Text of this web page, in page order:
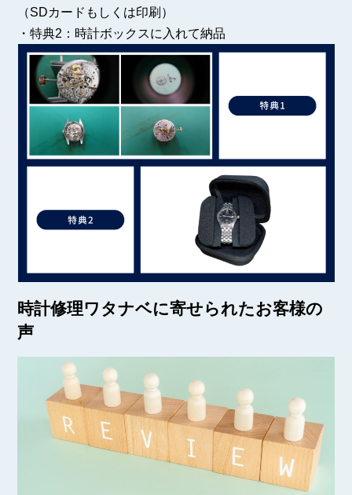
（SDカードもしくは印刷）
・特典2：時計ボックスに入れて納品
時計修理ワタナベに寄せられたお客様の
声